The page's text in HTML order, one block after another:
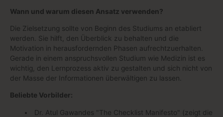
Wann und warum diesen Ansatz verwenden?
Die Zielsetzung sollte von Beginn des Studiums an etabliert
werden. Sie hilft, den Überblick zu behalten und die
Motivation in herausfordernden Phasen aufrechtzuerhalten.
Gerade in einem anspruchsvollen Studium wie Medizin ist es
wichtig, den Lernprozess aktiv zu gestalten und sich nicht von
der Masse der Informationen überwältigen zu lassen.
Beliebte Vorbilder:
Dr. Atul Gawandes "The Checklist Manifesto" (zeigt die